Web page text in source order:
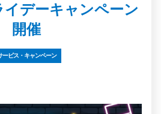
デーキャンペーン
開催
ービス・キャンペーン